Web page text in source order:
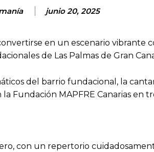
junio 20, 2025
en un escenario vibrante
de Las Palmas de Gran
del barrio fundacional, la
MAPFRE Canarias en
con un repertorio